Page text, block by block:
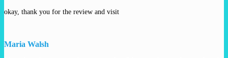
okay, thank you for the review and visit
Maria Walsh